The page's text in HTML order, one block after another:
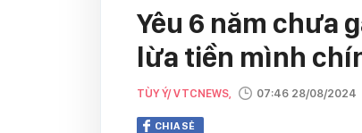
Yêu 6 năm chưa
lừa tiền mình
TÙY Ý/ VTCNEWS, 07:46 28/08/2024
CHIA SẺ